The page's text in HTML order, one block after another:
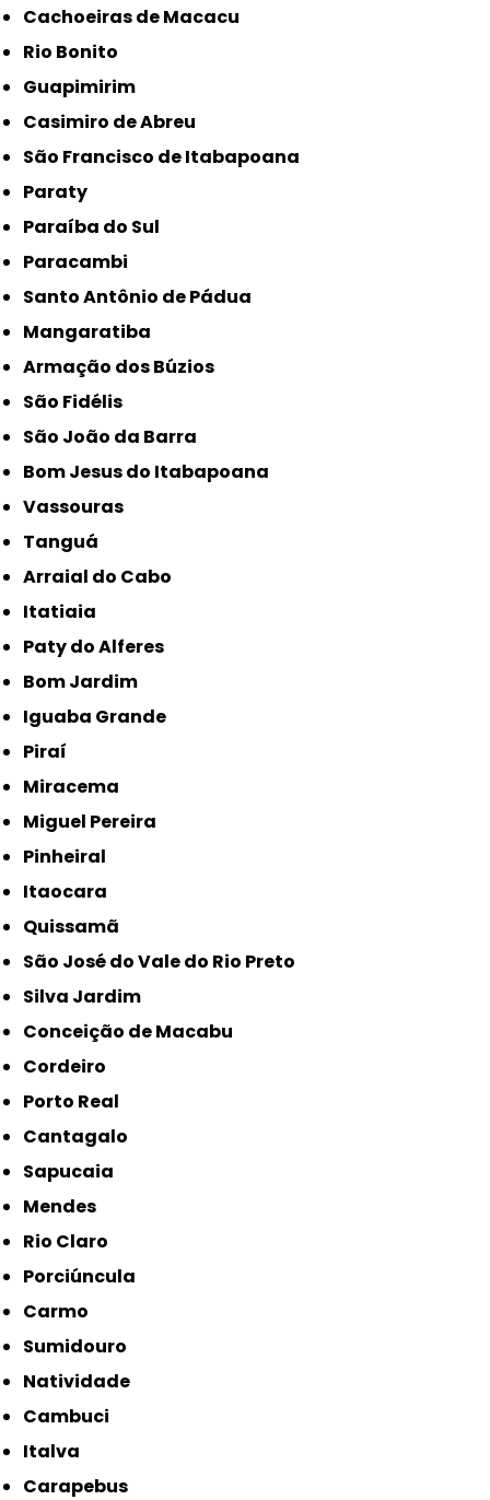
Cachoeiras de Macacu
Rio Bonito
Guapimirim
Casimiro de Abreu
São Francisco de Itabapoana
Paraty
Paraíba do Sul
Paracambi
Santo Antônio de Pádua
Mangaratiba
Armação dos Búzios
São Fidélis
São João da Barra
Bom Jesus do Itabapoana
Vassouras
Tanguá
Arraial do Cabo
Itatiaia
Paty do Alferes
Bom Jardim
Iguaba Grande
Piraí
Miracema
Miguel Pereira
Pinheiral
Itaocara
Quissamã
São José do Vale do Rio Preto
Silva Jardim
Conceição de Macabu
Cordeiro
Porto Real
Cantagalo
Sapucaia
Mendes
Rio Claro
Porciúncula
Carmo
Sumidouro
Natividade
Cambuci
Italva
Carapebus